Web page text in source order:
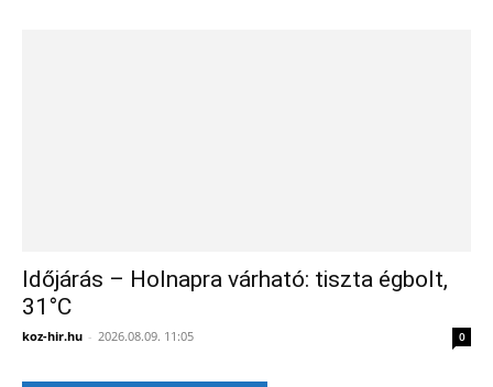
Időjárás – Holnapra várható: tiszta égbolt,
31°C
koz-hir.hu - 2026.08.09. 11:05 0